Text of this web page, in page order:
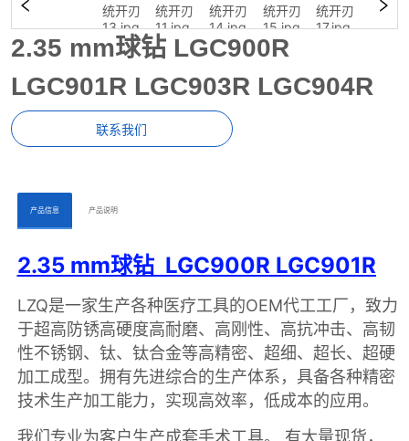
2.35 mm球钻 LGC900R
LGC901R LGC903R LGC904R
联系我们
ㅤㅤ产品信息ㅤㅤ ㅤㅤ产品说明ㅤㅤ